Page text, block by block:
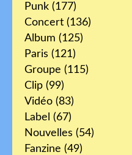
Punk (177)
Concert (136)
Album (125)
Paris (121)
Groupe (115)
Clip (99)
Vidéo (83)
Label (67)
Nouvelles (54)
Fanzine (49)